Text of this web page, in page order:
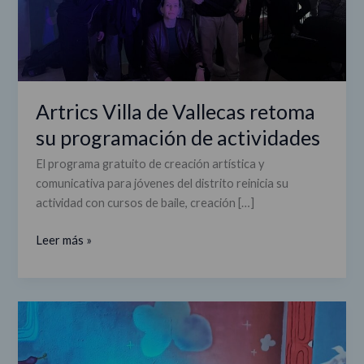
Artrics Villa de Vallecas retoma
su programación de actividades
El programa gratuito de creación artística y
comunicativa para jóvenes del distrito reinicia su
actividad con cursos de baile, creación […]
Leer más »
creación